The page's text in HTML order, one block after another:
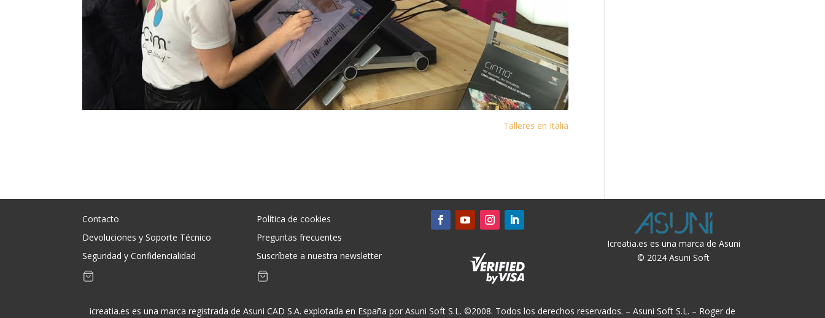
Talleres en Italia
Contacto
Devoluciones y Soporte Técnico
Seguridad y Confidencialidad
Política de cookies
Preguntas frecuentes
Suscríbete a nuestra newsletter
Icreatia.es es una marca de Asuni
© 2024 Asuni Soft
icreatia.es es una marca registrada de Asuni CAD S.A. explotada en España por Asuni Soft S.L. ©2008. Todos los derechos reservados. – Asuni Soft S.L. – Roger de